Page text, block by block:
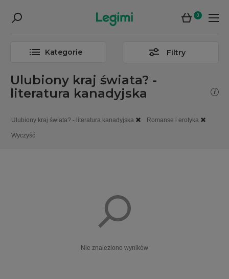
0
Kategorie Filtry
Ulubiony kraj świata? -
literatura kanadyjska
Ulubiony kraj świata? - literatura kanadyjska Romanse i erotyka
Wyczyść
Nie znaleziono wyników